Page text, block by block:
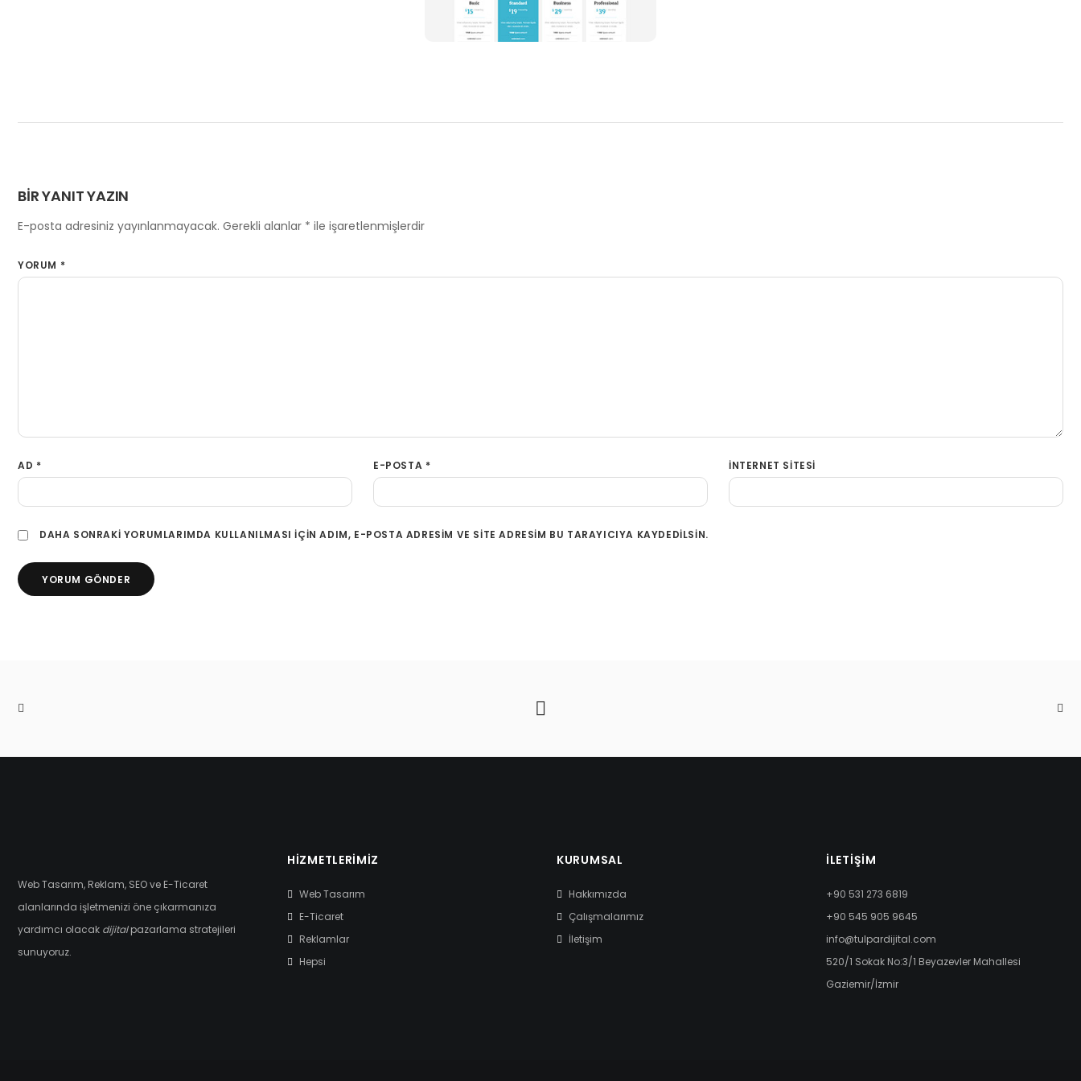
BIR YANIT YAZIN
E-posta adresiniz yayınlanmayacak. Gerekli alanlar * ile işaretlenmişlerdir
YORUM *
AD * E-POSTA * İNTERNET SITESI
DAHA SONRAKI YORUMLARIMDA KULLANILMASI IÇIN ADIM, E-POSTA ADRESIM VE SITE ADRESIM BU TARAYICIYA KAYDEDILSIN.
Web Tasarım, Reklam, SEO ve E-Ticaret
alanlarında işletmenizi öne çıkarmanıza
yardımcı olacak dijitalpazarlama stratejileri
sunuyoruz.
HIZMETLERIMIZ
Web Tasarım
E-Ticaret
Reklamlar
Hepsi
KURUMSAL
Hakkımızda
Çalışmalarımız
İletişim
İLETIŞIM
+90 531 273 6819
+90 545 905 9645
info@tulpardijital.com
520/1 Sokak No:3/1 Beyazevler Mahallesi
Gaziemir/İzmir